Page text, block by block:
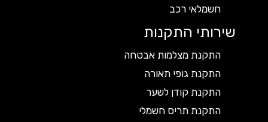
חשמלאי רכב
שירותי התקנות
התקנת מצלמות אבטחה
התקנת גופי תאורה
התקנת קודן לשער
התקנת תריס חשמלי